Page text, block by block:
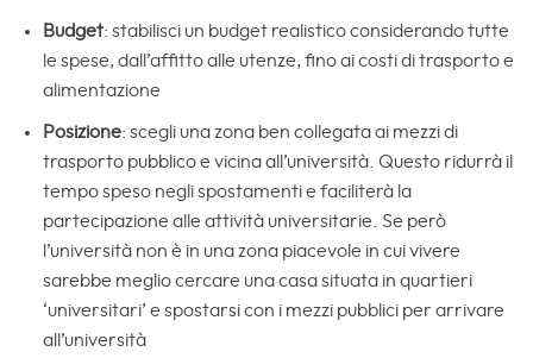
Budget: stabilisci un budget realistico considerando tutte
le spese, dall’affitto alle utenze, fino ai costi di trasporto e
alimentazione
Posizione: scegli una zona ben collegata ai mezzi di
trasporto pubblico e vicina all’università. Questo ridurrà il
tempo speso negli spostamenti e faciliterà la
partecipazione alle attività universitarie. Se però
l’università non è in una zona piacevole in cui vivere
sarebbe meglio cercare una casa situata in quartieri
‘universitari’ e spostarsi con i mezzi pubblici per arrivare
all’università